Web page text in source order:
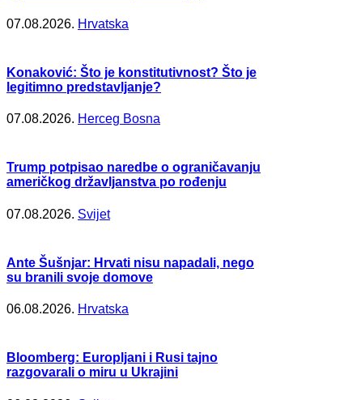
07.08.2026. Hrvatska
Konaković: Što je konstitutivnost? Što je
legitimno predstavljanje?
07.08.2026. Herceg Bosna
Trump potpisao naredbe o ograničavanju
američkog državljanstva po rođenju
07.08.2026. Svijet
Ante Šušnjar: Hrvati nisu napadali, nego
su branili svoje domove
06.08.2026. Hrvatska
Bloomberg: Europljani i Rusi tajno
razgovarali o miru u Ukrajini